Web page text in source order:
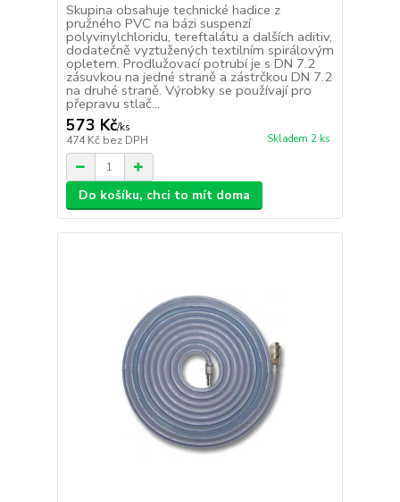
Skupina obsahuje technické hadice z
pružného PVC na bázi suspenzí
polyvinylchloridu, tereftalátu a dalších aditiv,
dodatečně vyztužených textilním spirálovým
opletem. Prodlužovací potrubí je s DN 7.2
zásuvkou na jedné straně a zástrčkou DN 7.2
na druhé straně. Výrobky se používají pro
přepravu stlač...
573 Kč/ks
474 Kč bez DPH Skladem 2 ks
Do košíku, chci to mít doma